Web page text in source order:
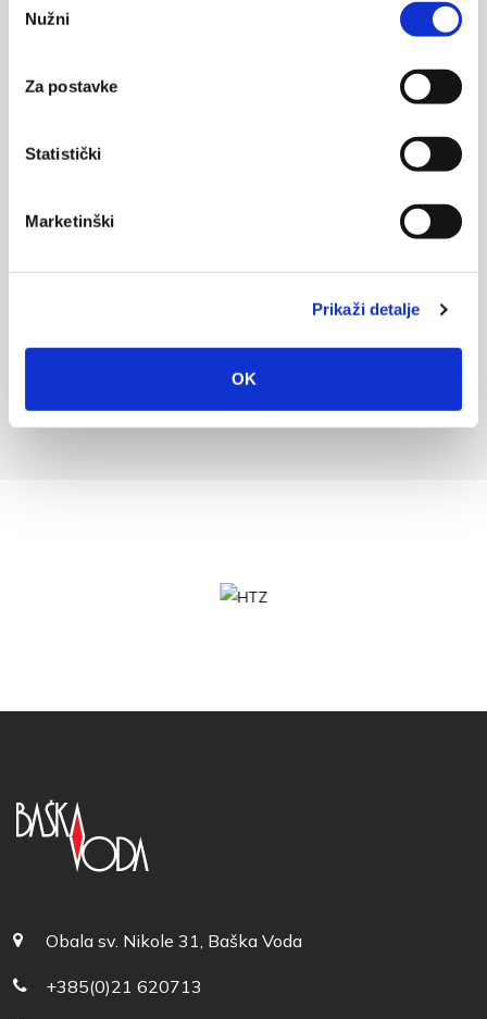
pristanka
Nužni
Za postavke
Statistički
Marketinški
Prikaži detalje
OK
Obala sv. Nikole 31, Baška Voda
+385(0)21 620713